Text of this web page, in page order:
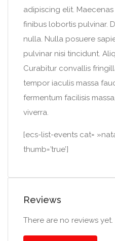
adipiscing elit.
finibus lobortis pulvinar.
nulla. Nulla posuere
pulvinar nisi tincidunt.
Curabitur convallis
tempor iaculis massa
fermentum facilisis
viverra.
[ecs-list-events cat=
thumb=’true’]
Reviews
There are no reviews yet.